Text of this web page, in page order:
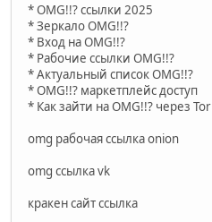
* OMG!!? ссылки 2025
* Зеркало OMG!!?
* Вход на OMG!!?
* Рабочие ссылки OMG!!?
* Актуальный список OMG!!?
* OMG!!? маркетплейс доступ
* Как зайти на OMG!!? через Tor
omg рабочая ссылка onion
omg ссылка vk
кракен сайт ссылка